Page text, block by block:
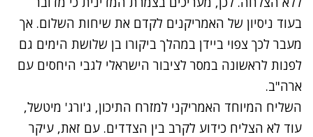
בעוד ניסיון של האמריקנים לקדם את שיחות השלום. אך
מעבר לכך צפוי ביידן במהלך ביקורו בן שלושת הימים גם
לפנות לראשונה במסר לציבור הישראלי לגבי היחסים עם
ארה"ב.
השליח המיוחד האמריקני למזרח התיכון, ג'ורג' מיטשל,
עוד לא הצליח כידוע לקרב בין הצדדים. עם זאת, עיקר